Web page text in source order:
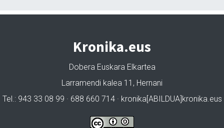
Kronika.eus
Dobera Euskara Elkartea
Larramendi kalea 11, Hernani
Tel.: 943 33 08 99 · 688 660 714 · kronika[ABILDUA]kronika.eus